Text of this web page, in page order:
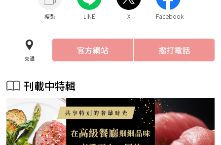
複製 LINE X Facebook
交通
官方網站 撥打電話
刊載中特輯